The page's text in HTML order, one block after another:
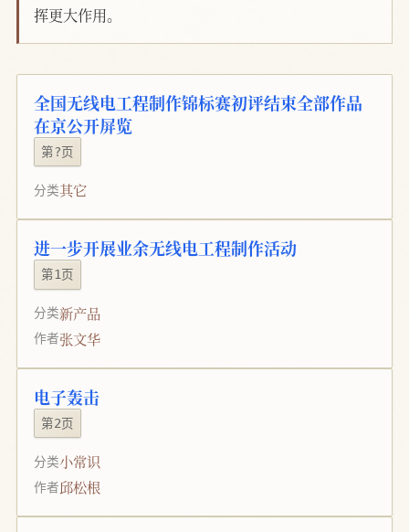
挥更大作用。
全国无线电工程制作锦标赛初评结束全部作品
在京公开屏览
第?页
分类其它
进一步开展业余无线电工程制作活动
第1页
分类新产品
作者张文华
电子轰击
第2页
分类小常识
作者邱松根